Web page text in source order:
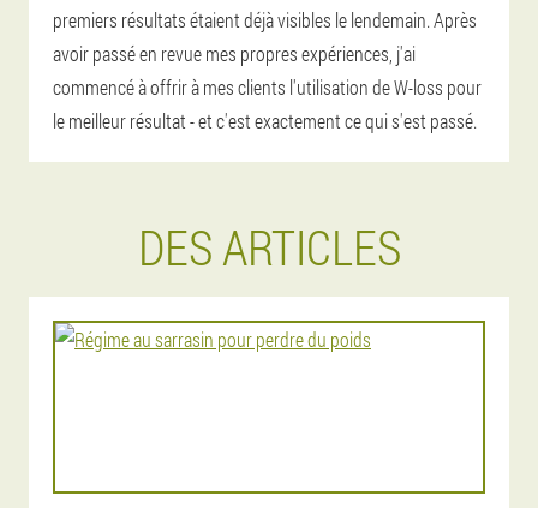
premiers résultats étaient déjà visibles le lendemain. Après
avoir passé en revue mes propres expériences, j'ai
commencé à offrir à mes clients l'utilisation de W-loss pour
le meilleur résultat - et c'est exactement ce qui s'est passé.
DES ARTICLES